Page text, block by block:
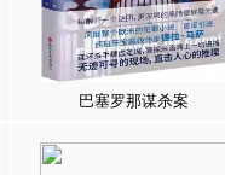
巴塞罗那谋杀案